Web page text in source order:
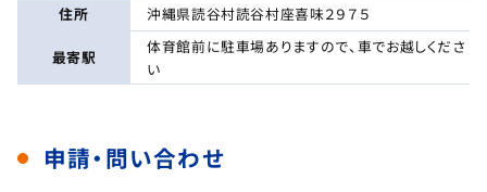
住所 沖縄県読谷村読谷村座喜味２９７５
最寄駅
体育館前に駐車場ありますので、車でお越しくださ
い
申請・問い合わせ